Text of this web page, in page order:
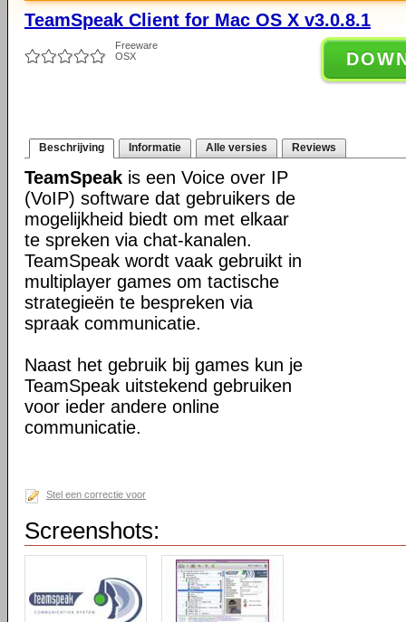
TeamSpeak Client for Mac OS X v3.0.8.1
Freeware
OSX
Beschrijving Informatie Alle versies Reviews
TeamSpeak is een Voice over IP
(VoIP) software dat gebruikers de
mogelijkheid biedt om met elkaar
te spreken via chat-kanalen.
TeamSpeak wordt vaak gebruikt in
multiplayer games om tactische
strategieën te bespreken via
spraak communicatie.
Naast het gebruik bij games kun je
TeamSpeak uitstekend gebruiken
voor ieder andere online
communicatie.
Stel een correctie voor
Screenshots: